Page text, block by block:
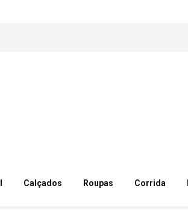
Calçados Roupas Corrida